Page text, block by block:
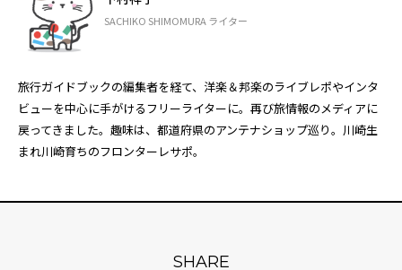
SACHIKO SHIMOMURA ライター
旅行ガイドブックの編集者を経て、洋楽＆邦楽のライブレポやインタ
ビューを中心に手がけるフリーライターに。再び旅情報のメディアに
戻ってきました。趣味は、都道府県のアンテナショップ巡り。川崎生
まれ川崎育ちのフロンターレサポ。
SHARE